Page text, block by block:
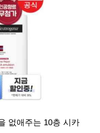
없애주는 10층 시카